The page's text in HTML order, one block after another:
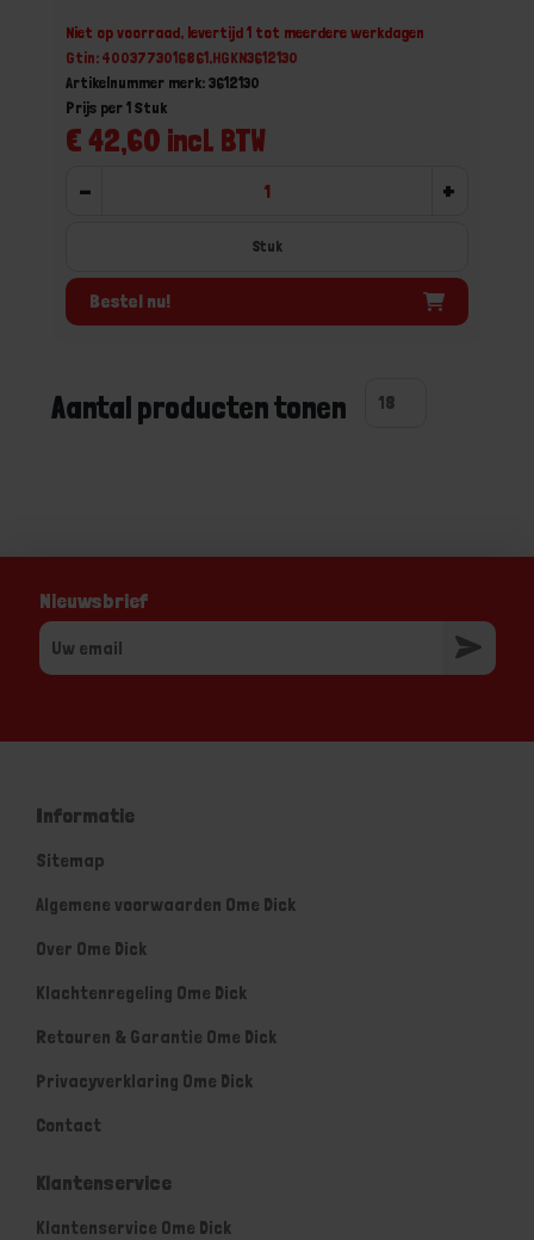
Niet op voorraad, levertijd 1 tot meerdere werkdagen
Gtin: 4003773016861,HGKN3612130
Artikelnummer merk: 3612130
€ 42,60 incl. BTW
Prijs per 1 Stuk
- +
Stuk
Bestel nu!
Aantal producten tonen
Nieuwsbrief
Informatie
Sitemap
Algemene voorwaarden Ome Dick
Over Ome Dick
Klachtenregeling Ome Dick
Retouren & Garantie Ome Dick
Privacyverklaring Ome Dick
Contact
Klantenservice
Klantenservice Ome Dick